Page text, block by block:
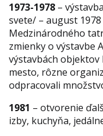
1973-1978 –
svete/ – august
Medzinárodného
zmienky o výstavbe
výstavbách objektov
mesto, rôzne
odpracovali
1981 – otvorenie
izby, kuchyňa,